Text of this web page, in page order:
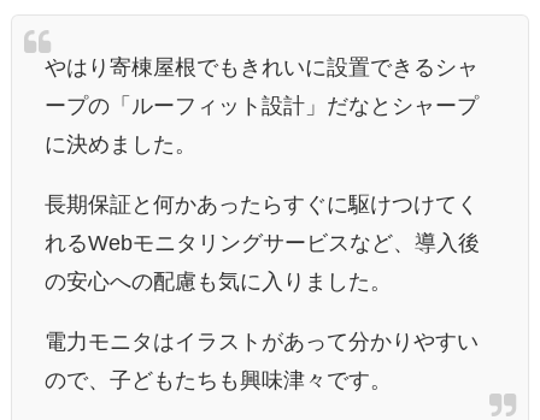
やはり寄棟屋根でもきれいに設置できるシャ
ープの「ルーフィット設計」だなとシャープ
に決めました 。
長期保証と何かあったらすぐに駆けつけてく
れるWebモニタリングサービスなど、導入後
の安心への配慮も気に入りました。
電力モニタはイラストがあって分かりやすい
ので、子どもたちも興味津々です。